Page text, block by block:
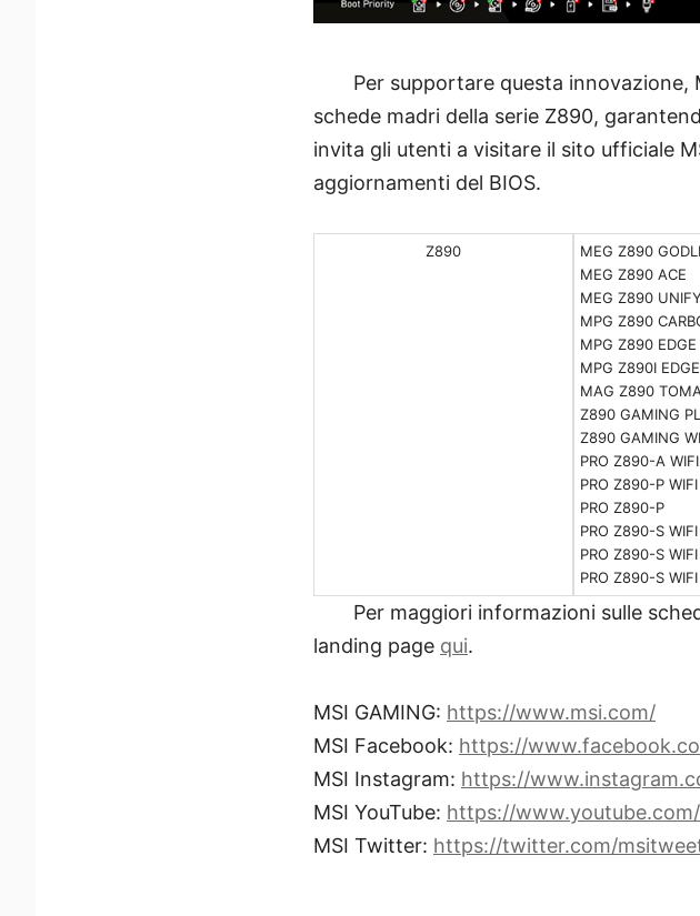
Per supportare questa innovazione,
schede madri della serie Z890,
invita gli utenti a visitare il sito ufficiale
aggiornamenti del BIOS.
Z890
MEG Z890
MEG Z890 ACE
MEG Z890
MPG Z890
MPG Z890 EDGE
MPG Z890I
MAG Z890
Z890 GAMING
Z890 GAMING
PRO Z890-A WIFI
PRO Z890-P WIFI
PRO Z890-P
PRO Z890-S WIFI
PRO Z890-S
PRO Z890-S
Per maggiori informazioni sulle
landing page qui.
MSI GAMING: https://www.msi.com/
MSI Facebook: https://
MSI Instagram: https://
MSI YouTube: https://www.youtube.com/
MSI Twitter: https://twitter.com/